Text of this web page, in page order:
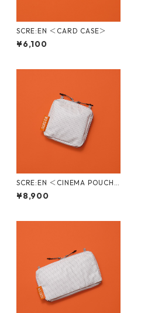
SCRE:EN ＜CARD CASE＞
¥6,100
SCRE:EN ＜CINEMA POUCH /
STANDARD＞
¥8,900